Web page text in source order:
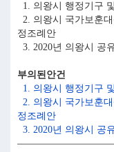
1. 의왕시 행정기구
2. 의왕시 국가보훈
정조례안
3. 2020년 의왕시 공
부의된안건
1. 의왕시 행정기구
2. 의왕시 국가보훈
정조례안
3. 2020년 의왕시 공